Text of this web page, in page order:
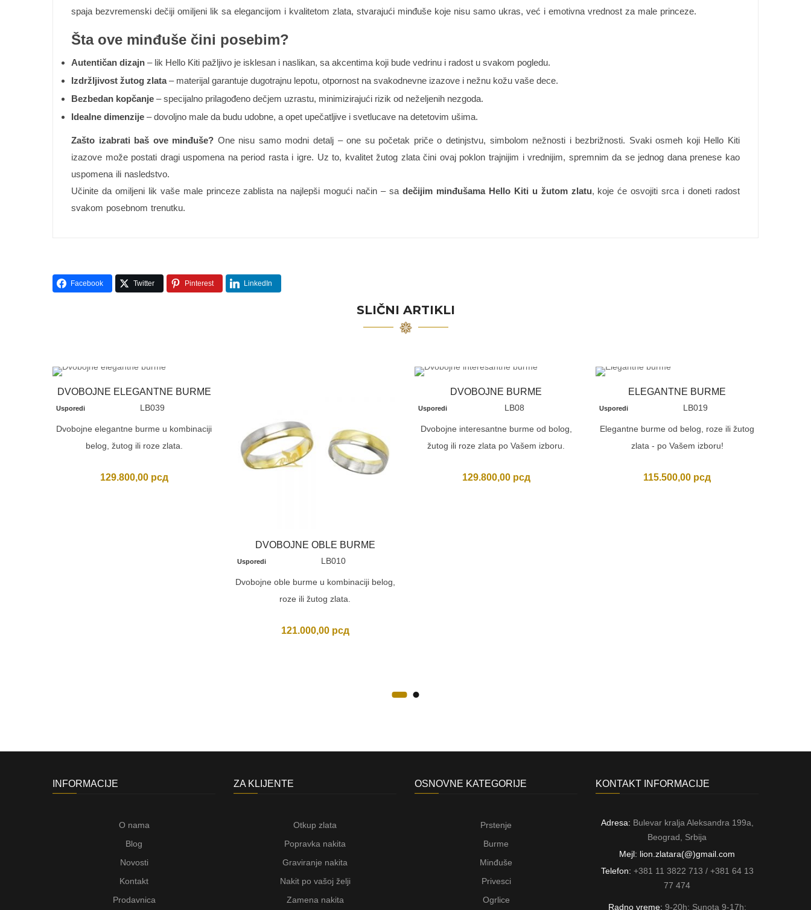
spaja bezvremenski dečiji omiljeni lik sa elegancijom i kvalitetom zlata, stvarajući minđuše koje nisu samo ukras, već i emotivna vrednost za male princeze.
Šta ove minđuše čini posebim?
Autentičan dizajn – lik Hello Kiti pažljivo je isklesan i naslikan, sa akcentima koji bude vedrinu i radost u svakom pogledu.
Izdržljivost žutog zlata– materijal garantuje dugotrajnu lepotu, otpornost na svakodnevne izazove i nežnu kožu vaše dece.
Bezbedan kopčanje – specijalno prilagođeno dečjem uzrastu, minimizirajući rizik od neželjenih nezgoda.
Idealne dimenzije – dovoljno male da budu udobne, a opet upečatljive i svetlucave na detetovim ušima.
Zašto izabrati baš ove minđuše? One nisu samo modni detalj – one su početak priče o detinjstvu, simbolom nežnosti i bezbrižnosti. Svaki osmeh koji Hello Kiti
izazove može postati dragi uspomena na period rasta i igre. Uz to, kvalitet žutog zlata čini ovaj poklon trajnijim i vrednijim, spremnim da se jednog dana prenese kao
uspomena ili nasledstvo.
Učinite da omiljeni lik vaše male princeze zablista na najlepši mogući način – sa dečijim minđušama Hello Kiti u žutom zlatu, koje će osvojiti srca i doneti radost
svakom posebnom trenutku.
Facebook Twitter Pinterest LinkedIn
SLIČNI ARTIKLI
DVOBOJNE ELEGANTNE BURME
Usporedi LB039
Dvobojne elegantne burme u kombinaciji
belog, žutog ili roze zlata.
129.800,00 рсд
DVOBOJNE OBLE BURME
Usporedi LB010
Dvobojne oble burme u kombinaciji belog,
roze ili žutog zlata.
121.000,00 рсд
DVOBOJNE BURME
Usporedi LB08
Dvobojne interesantne burme od bolog,
žutog ili roze zlata po Vašem izboru.
129.800,00 рсд
ELEGANTNE BURME
Usporedi LB019
Elegantne burme od belog, roze ili žutog
zlata - po Vašem izboru!
115.500,00 рсд
INFORMACIJE
O nama
Blog
Novosti
Kontakt
Prodavnica
ZA KLIJENTE
Otkup zlata
Popravka nakita
Graviranje nakita
Nakit po vašoj želji
Zamena nakita
OSNOVNE KATEGORIJE
Prstenje
Burme
Minđuše
Privesci
Ogrlice
KONTAKT INFORMACIJE
Adresa: Bulevar kralja Aleksandra 199a,
Beograd, Srbija
Mejl: lion.zlatara(@)gmail.com
Telefon: +381 11 3822 713 / +381 64 13
77 474
Radno vreme: 9-20h; Sunota 9-17h;